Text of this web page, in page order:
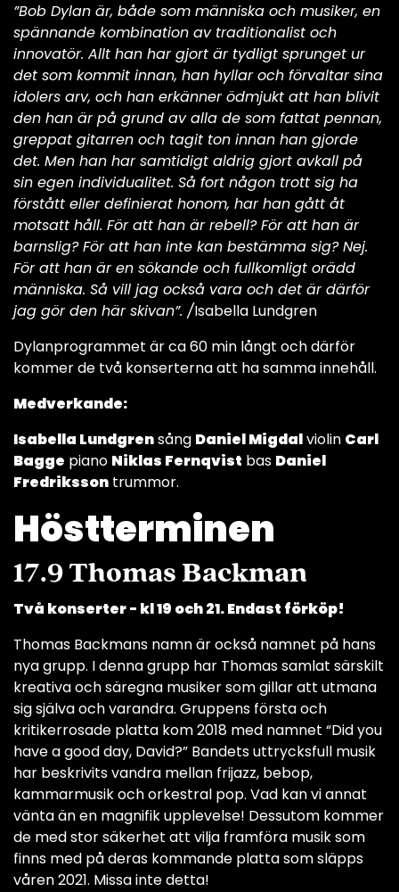
”Bob Dylan är, både som människa och musiker, en
spännande kombination av traditionalist och
innovatör. Allt han har gjort är tydligt sprunget ur
det som kommit innan, han hyllar och förvaltar sina
idolers arv, och han erkänner ödmjukt att han blivit
den han är på grund av alla de som fattat pennan,
greppat gitarren och tagit ton innan han gjorde
det. Men han har samtidigt aldrig gjort avkall på
sin egen individualitet. Så fort någon trott sig ha
förstått eller definierat honom, har han gått åt
motsatt håll. För att han är rebell? För att han är
barnslig? För att han inte kan bestämma sig? Nej.
För att han är en sökande och fullkomligt orädd
människa. Så vill jag också vara och det är därför
jag gör den här skivan”. /Isabella Lundgren
Dylanprogrammet är ca 60 min långt och därför
kommer de två konserterna att ha samma innehåll.
Medverkande:
Isabella Lundgrensång Daniel Migdalviolin Carl
Bagge piano Niklas Fernqvist bas Daniel
Fredriksson trummor.
Höstterminen
17.9 Thomas Backman
Två konserter - kl 19 och 21. Endast förköp!
Thomas Backmans namn är också namnet på hans
nya grupp. I denna grupp har Thomas samlat särskilt
kreativa och säregna musiker som gillar att utmana
sig själva och varandra. Gruppens första och
kritikerrosade platta kom 2018 med namnet “Did you
have a good day, David?” Bandets uttrycksfull musik
har beskrivits vandra mellan frijazz, bebop,
kammarmusik och orkestral pop. Vad kan vi annat
vänta än en magnifik upplevelse! Dessutom kommer
de med stor säkerhet att vilja framföra musik som
finns med på deras kommande platta som släpps
våren 2021. Missa inte detta!